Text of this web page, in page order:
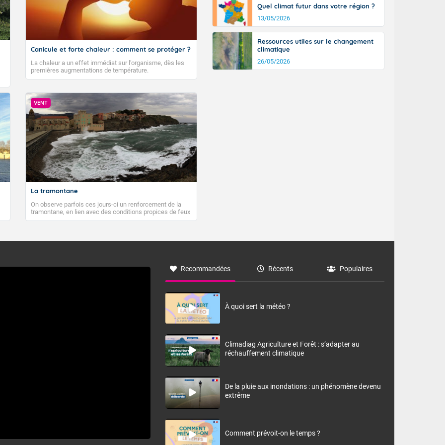
Canicule et forte chaleur : comment se protéger ?
La chaleur a un effet immédiat sur l’organisme, dès les
premières augmentations de température.
VENT
La tramontane
On observe parfois ces jours-ci un renforcement de la
tramontane, en lien avec des conditions propices de feux
de forêt. Mais qu'est-ce que la tramontane ? Quelles sont
à nord-ouest, dans un secteur qui part du Roussillon à la
monts, en allusion aux régions montagneuses d’où
Quel climat futur dans votre région ?
13/05/2026
Ressources utiles sur le changement
climatique
26/05/2026
Recommandées Récents Populaires
À quoi sert la météo ?
Climadiag Agriculture et Forêt : s’adapter au
réchauffement climatique
De la pluie aux inondations : un phénomène devenu
extrême
Comment prévoit-on le temps ?